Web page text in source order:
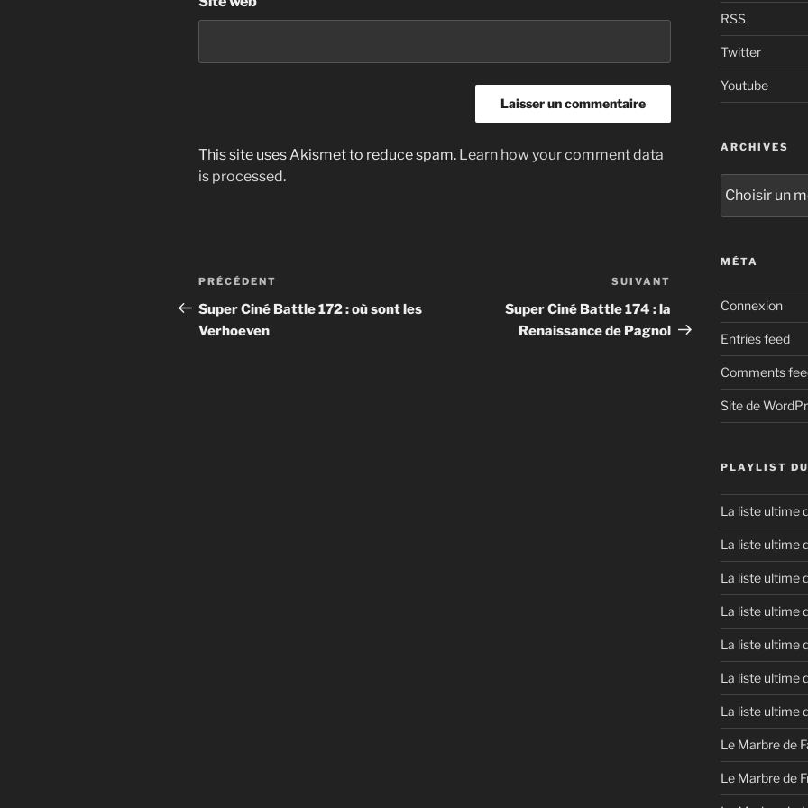
This site uses Akismet to reduce spam. Learn how your comment data
is processed.
Post
navigation
Article
précédent
PRÉCÉDENT
Super Ciné Battle 172 : où sont les
Verhoeven
suivant
SUIVANT
Super Ciné Battle 174 : la
Renaissance de Pagnol
RSS
Twitter
Youtube
ARCHIVES
MÉTA
Connexion
Entries feed
Comments
Site de
PLAYLIST
La liste ultime
La liste ultime
La liste ultime
La liste ultime
La liste ultime
La liste ultime
La liste ultime
Le Marbre de
Le Marbre de